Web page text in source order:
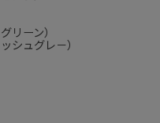
リーン）
シュグレ－）